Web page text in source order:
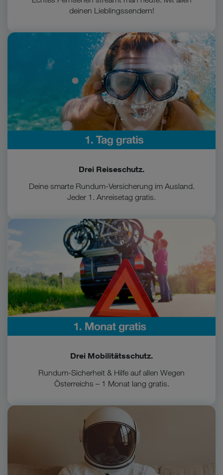
deinen Lieblingssendern!
Drei Reiseschutz.
Deine smarte Rundum-Versicherung im Ausland.
Jeder 1. Anreisetag gratis.
Drei Mobilitätsschutz.
Rundum-Sicherheit & Hilfe auf allen Wegen
Österreichs – 1 Monat lang gratis.
Zum Vorteil
Zum Internetschutz Pro Vorteil